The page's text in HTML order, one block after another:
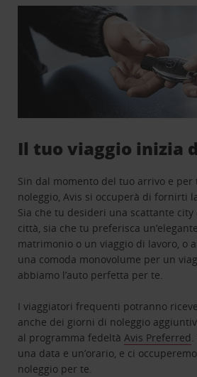
Il tuo viaggio inizia
Sin dal momento del tuo arrivo e
noleggio, Avis si occuperà di fornirti
Sia che tu desideri una scattante
città, sia che tu preferisca
matrimonio o un viaggio di lavoro, o
una comoda monovolume per un
abbiamo l’auto perfetta per te.
I viaggiatori frequenti potranno
anche dei giorni di noleggio
al programma fedeltàAvis Preferred
una data e un’orario, e ci
noleggio per te.